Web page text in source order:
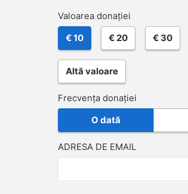
Valoarea donației
€ 10 € 20 € 30
Altă valoare
Frecvența donației
O dată
ADRESA DE EMAIL